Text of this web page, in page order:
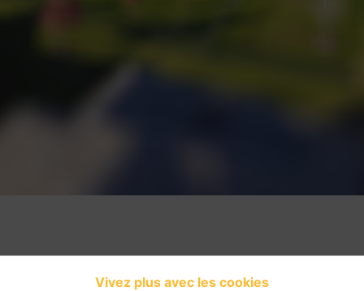
Vivez plus avec les cookies